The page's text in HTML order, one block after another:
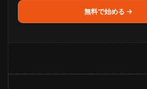
無料で始める →